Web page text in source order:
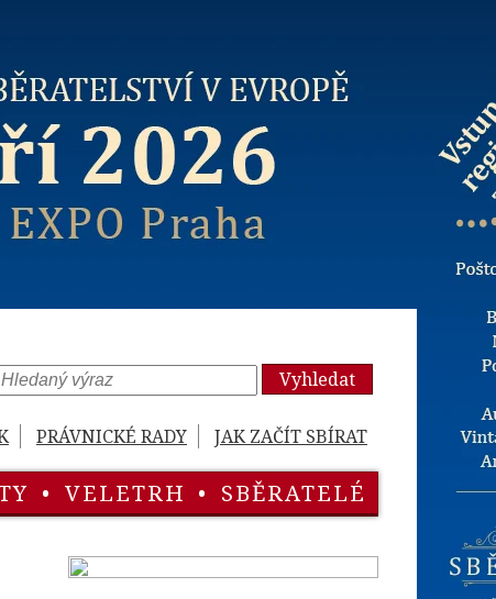
Vyhledat
PRÁVNICKÉ RADY JAK ZAČÍT SBÍRAT
• VELETRH • SBĚRATELÉ